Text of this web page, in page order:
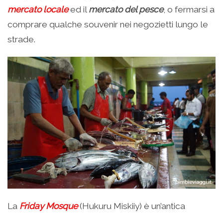
mercato localeed il mercato del pesce, o fermarsi a
comprare qualche souvenir nei negozietti lungo le
strade.
La Friday Mosque(Hukuru Miskiiy) è un’antica